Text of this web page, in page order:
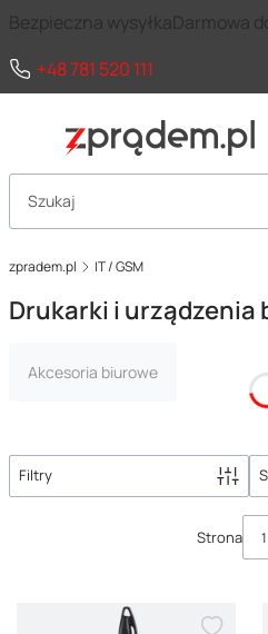
Bezpieczna wysyłkaDarmowa
+48 781 520 111
Otwórz wyszukiwarkę
zpradem.pl IT / GSM
Drukarki i urządzenia
Akcesoria biurowe
Filtry
Strona